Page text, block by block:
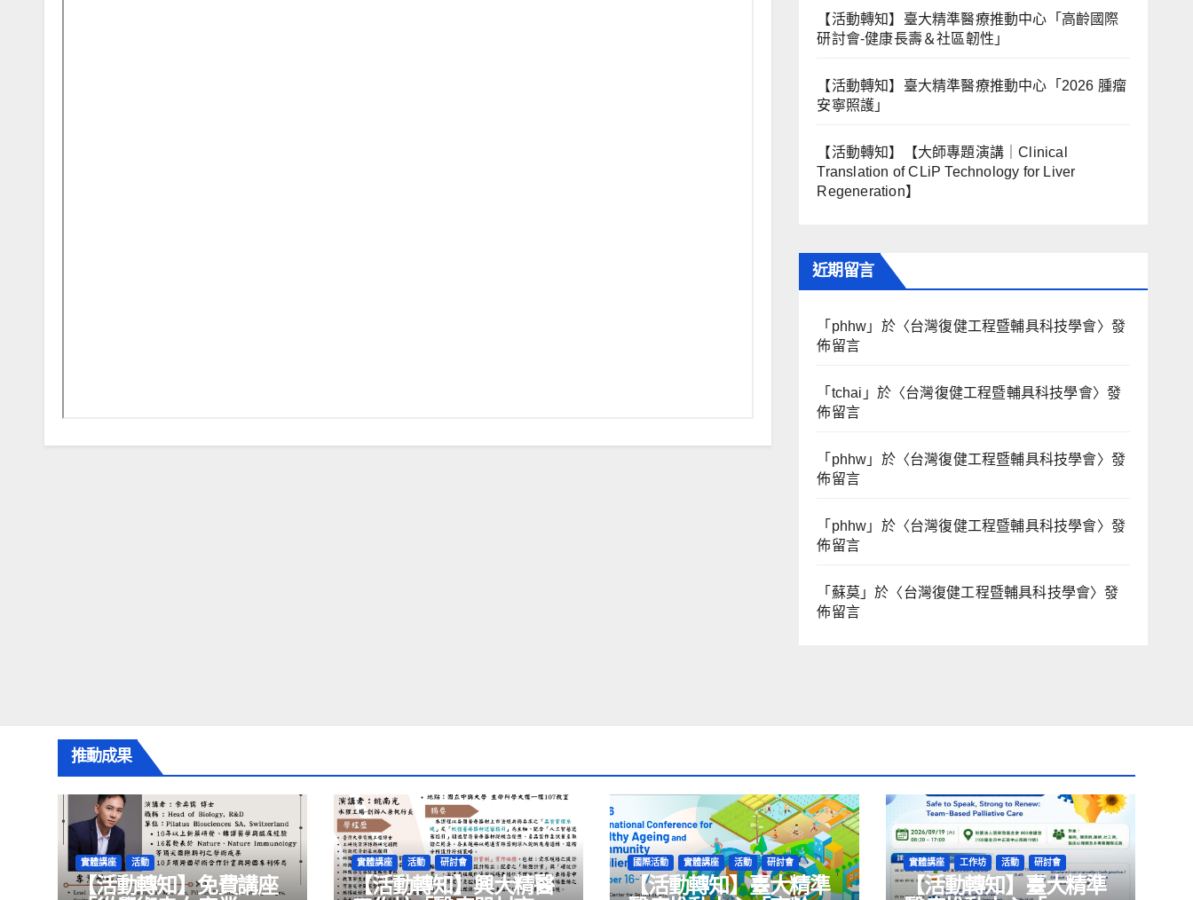
【活動轉知】臺大精準醫療推動中心「高齡國際
研討會-健康長壽＆社區韌性」
【活動轉知】臺大精準醫療推動中心「2026 腫瘤
安寧照護」
【活動轉知】【大師專題演講｜Clinical
Translation of CLiP Technology for Liver
Regeneration】
近期留言
「 phhw 」於〈台灣復健工程暨輔具科技學會〉發
佈留言
「 tchai 」於〈台灣復健工程暨輔具科技學會〉發
佈留言
「 phhw 」於〈台灣復健工程暨輔具科技學會〉發
佈留言
「 phhw 」於〈台灣復健工程暨輔具科技學會〉發
佈留言
「 蘇莫」於〈台灣復健工程暨輔具科技學會〉發
佈留言
推動成果
實體講座 活動
【活動轉知】免費講座
實體講座 活動 研討會
【活動轉知】興大精醫
國際活動 實體講座 活動 研討會
【活動轉知】臺大精準
實體講座 工作坊 活動 研討會
【活動轉知】臺大精準